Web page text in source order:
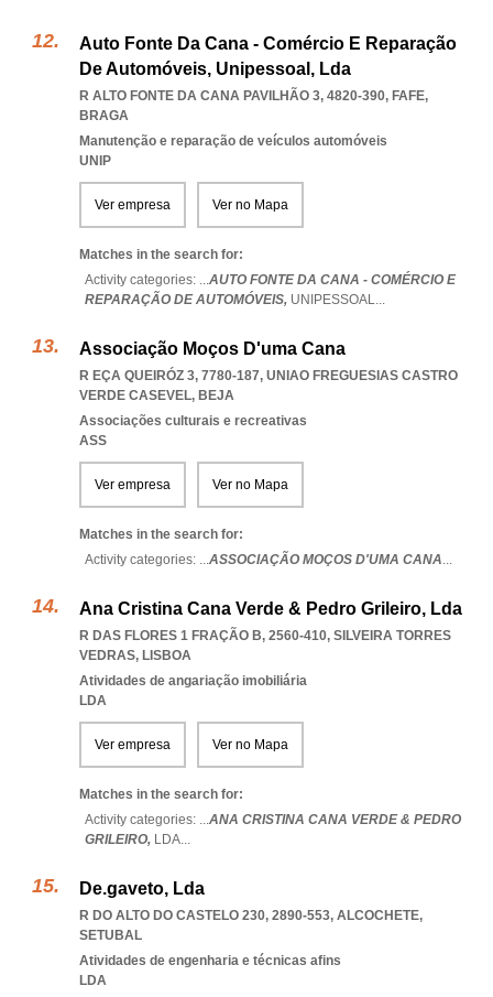
Auto Fonte Da Cana - Comércio E Reparação
De Automóveis, Unipessoal, Lda
R ALTO FONTE DA CANA PAVILHÃO 3, 4820-390, FAFE,
BRAGA
Manutenção e reparação de veículos automóveis
UNIP
Ver empresa Ver no Mapa
Matches in the search for:
Activity categories: ...AUTO FONTE DA CANA - COMÉRCIO E
REPARAÇÃO DE AUTOMÓVEIS, UNIPESSOAL...
Associação Moços D'uma Cana
R EÇA QUEIRÓZ 3, 7780-187, UNIAO FREGUESIAS CASTRO
VERDE CASEVEL, BEJA
Associações culturais e recreativas
ASS
Ver empresa Ver no Mapa
Matches in the search for:
Activity categories: ...ASSOCIAÇÃO MOÇOS D'UMA CANA...
Ana Cristina Cana Verde & Pedro Grileiro, Lda
R DAS FLORES 1 FRAÇÃO B, 2560-410, SILVEIRA TORRES
VEDRAS, LISBOA
Atividades de angariação imobiliária
LDA
Ver empresa Ver no Mapa
Matches in the search for:
Activity categories: ...ANA CRISTINA CANA VERDE & PEDRO
GRILEIRO, LDA...
De.gaveto, Lda
R DO ALTO DO CASTELO 230, 2890-553, ALCOCHETE,
SETUBAL
Atividades de engenharia e técnicas afins
LDA